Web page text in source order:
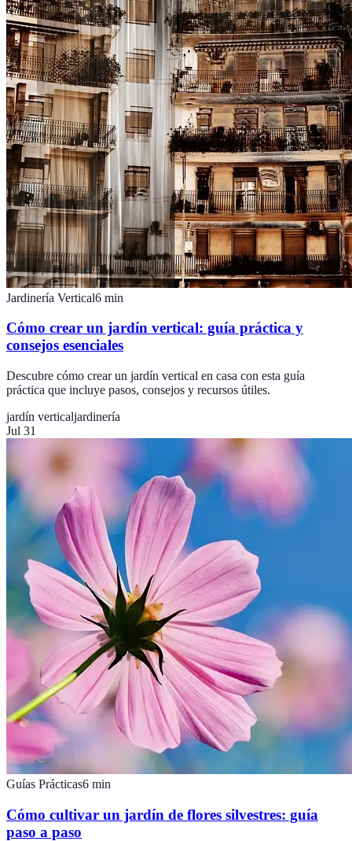
Jardinería Vertical6 min
Cómo crear un jardín vertical: guía práctica y
consejos esenciales
Descubre cómo crear un jardín vertical en casa con esta guía
práctica que incluye pasos, consejos y recursos útiles.
jardín verticaljardinería
Jul 31
Guías Prácticas6 min
Cómo cultivar un jardín de flores silvestres: guía
paso a paso